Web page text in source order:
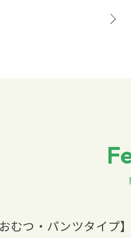
おむつ・パンツタイ